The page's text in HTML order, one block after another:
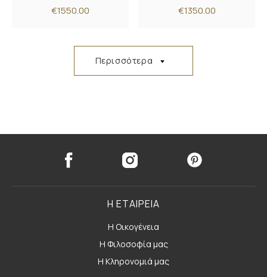
€1550.00 €1350.00
Περισσότερα
Η ΕΤΑΙΡΕΙΑ
Η Οικογένεια
Η Φιλοσοφία μας
Η Κληρονομιά μας